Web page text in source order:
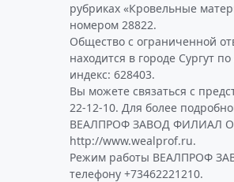
рубриках «Кровельные
номером 28822.
Общество с ограниченной
находится в городе Сургут
индекс: 628403.
Вы можете связаться с
22-12-10. Для более
ВЕАЛПРОФ ЗАВОД ФИЛИАЛ
http://www.wealprof.ru.
Режим работы ВЕАЛПРОФ
телефону +73462221210.